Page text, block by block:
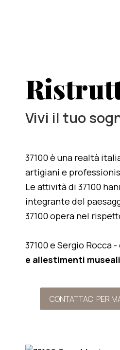
Vivi il tuo
37100 è una realtà
artigiani e
Le attività di 37100
integrante del
37100 opera nel
37100 e Sergio Rocca
e allestimenti museali
CONTATTACI PER